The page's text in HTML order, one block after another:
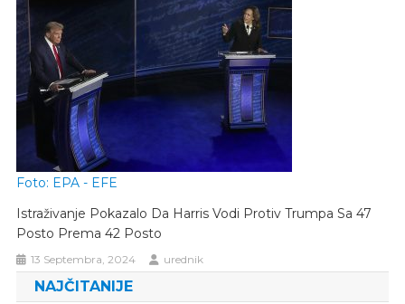
Foto: EPA - EFE
Istraživanje Pokazalo Da Harris Vodi Protiv Trumpa Sa 47
Posto Prema 42 Posto
13 Septembra, 2024 urednik
NAJČITANIJE